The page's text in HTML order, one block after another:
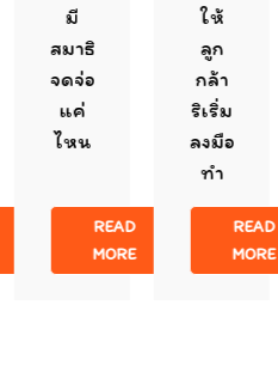
สมาธิ
จดจ่อ
แค่
ไหน
READ
MORE
กล้า
ริเริ่ม
ลงมือ
READ
MORE